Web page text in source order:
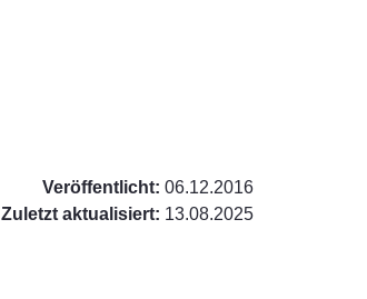
Veröffentlicht: 06.12.2016
Zuletzt aktualisiert: 13.08.2025